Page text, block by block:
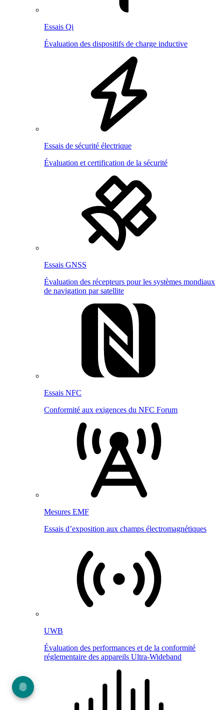
Essais Qi
Évaluation des dispositifs de charge inductive
Essais de sécurité électrique
Évaluation et certification de la sécurité
Essais GNSS
Évaluation des récepteurs pour les systèmes mondiaux
de navigation par satellite
Essais NFC
Conformité aux exigences du NFC Forum
Mesures EMF
Essais d’exposition aux champs électromagnétiques
UWB
Évaluation des performances et de la conformité
réglementaire des appareils Ultra-Wideband